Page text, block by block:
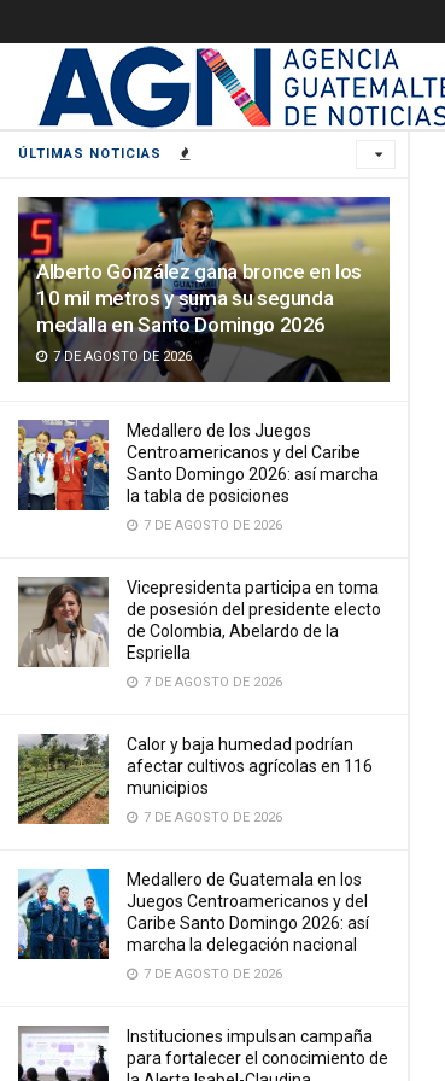
ÚLTIMAS NOTICIAS
Alberto González gana bronce en los
10 mil metros y suma su segunda
medalla en Santo Domingo 2026
7 DE AGOSTO DE 2026
Medallero de los Juegos
Centroamericanos y del Caribe
Santo Domingo 2026: así marcha
la tabla de posiciones
7 DE AGOSTO DE 2026
Vicepresidenta participa en toma
de posesión del presidente electo
de Colombia, Abelardo de la
Espriella
7 DE AGOSTO DE 2026
Calor y baja humedad podrían
afectar cultivos agrícolas en 116
municipios
7 DE AGOSTO DE 2026
Medallero de Guatemala en los
Juegos Centroamericanos y del
Caribe Santo Domingo 2026: así
marcha la delegación nacional
7 DE AGOSTO DE 2026
Instituciones impulsan campaña
para fortalecer el conocimiento de